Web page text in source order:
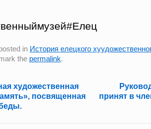
in История елецкого
the permalink.
художественная
посвященная
принят в